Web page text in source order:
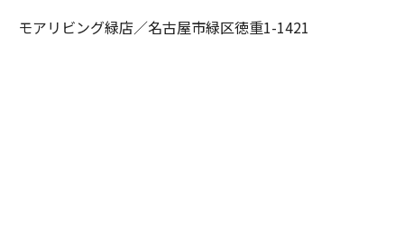
モアリビング緑店／名古屋市緑区徳重1-1421